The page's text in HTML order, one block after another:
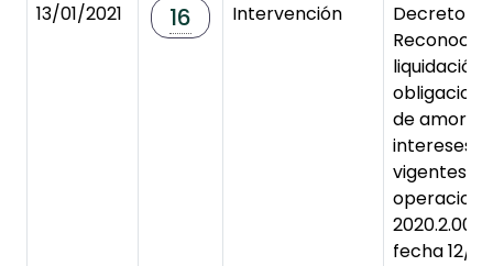
13/01/2021
16 Intervención
Decreto
liquidación
de
intereses
vigentes
fecha 12/